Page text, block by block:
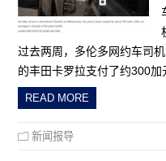
过去两周，多伦多网约车司
的丰田卡罗拉支付了约300加
READ MORE
新闻报导